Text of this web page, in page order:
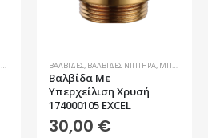
ΜΠΑΤΑΡΊΕΣ ΜΠΆΝΙΟΥ,ΠΑΡΕΛΚΌΜΕΝΑ ΎΔΡΕΥΣΗΣ
ΒΑΛΒΊΔΕΣ, ΒΑΛΒΊΔΕΣ ΝΙΠΤΉΡΑ, ΜΠΆΝΙΟ
Βαλβίδα Με
Υπερχείλιση Χρυσή
174000105 EXCEL
30,00 €